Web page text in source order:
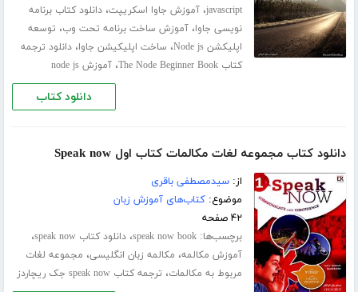
javascript،آموزش جاوا اسکریپت،دانلود کتاب برنامه
نویسی جاوا،آموزش ساخت برنامه تحت وب، توسعه
اپلیکشن Node js
، ساخت اپلیکیشن جاوا،دانلود ترجمه
کتاب The Node Beginner Book
،آموزش node js
دانلود کتاب
دانلود کتاب مجموعه لغات مکالمات کتاب اول Speak now
از:سیدمصطفی باقری
موضوع:کتاب‌های آموزش زبان
۴۲ صفحه
برچسب‌ها:speak now book،دانلود کتاب speak now ،
آموزش مکالمه، مکالمه زبان انگلیسی، مجموعه لغات
مربوط به مکالمات، ترجمه کتاب speak now جک ریچاردز